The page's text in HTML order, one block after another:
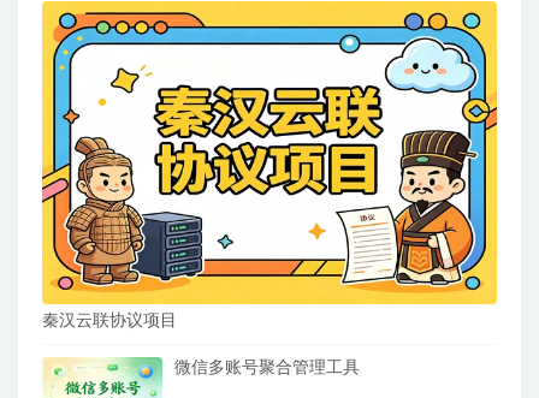
秦汉云联协议项目
微信多账号聚合管理工具